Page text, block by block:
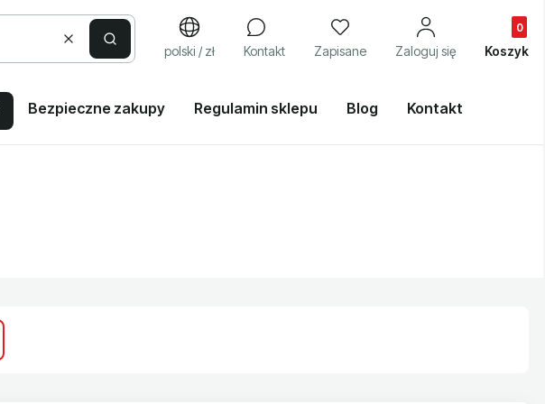
WyczyśćSzukaj polski / zł Kontakt Zapisane Zaloguj się Koszyk
Bezpieczne zakupy Regulamin sklepu Blog Kontakt